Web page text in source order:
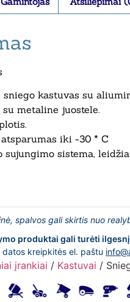
kastuvas su
metaline juostele.
iki -30 * C
sistema,
spalvos gali skirtis nuo
produktai gali turėti
kreipkitės el. paštu
įrankiai / Kastuvai /